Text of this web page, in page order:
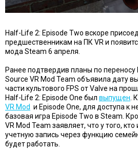
Half-Life 2: Episode Two вскоре
предшественникам на ПК VR и
мода Steam 6 апреля.
Ранее подтвердив планы по переносу
Source VR Mod Team объявила дату
части культового FPS от Valve на
Half-Life 2: Episode One был выпущен .
VR Mod и Episode One, для доступа к
базовая игра Episode Two в Steam.
VR Mod Team заявляет, что у того,
учетную запись через функцию
будет работать.